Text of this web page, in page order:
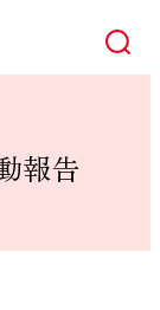
検索
報告